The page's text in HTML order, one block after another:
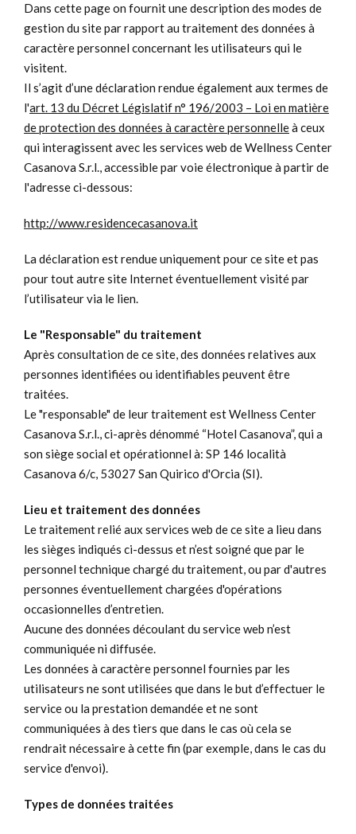
Dans cette page on fournit une description des modes de
gestion du site par rapport au traitement des données à
caractère personnel concernant les utilisateurs qui le
visitent.
Il s’agit d’une déclaration rendue également aux termes de
l'art. 13 du Décret Législatif n° 196/2003 – Loi en matière
de protection des données à caractère personnelleà ceux
qui interagissent avec les services web de Wellness Center
Casanova S.r.l., accessible par voie électronique à partir de
l'adresse ci-dessous:
http://www.residencecasanova.it
La déclaration est rendue uniquement pour ce site et pas
pour tout autre site Internet éventuellement visité par
l’utilisateur via le lien.
Le "Responsable" du traitement
Après consultation de ce site, des données relatives aux
personnes identifiées ou identifiables peuvent être
traitées.
Le "responsable" de leur traitement est Wellness Center
Casanova S.r.l., ci-après dénommé “Hotel Casanova”, qui a
son siège social et opérationnel à: SP 146 località
Casanova 6/c, 53027 San Quirico d'Orcia (SI).
Lieu et traitement des données
Le traitement relié aux services web de ce site a lieu dans
les sièges indiqués ci-dessus et n’est soigné que par le
personnel technique chargé du traitement, ou par d'autres
personnes éventuellement chargées d'opérations
occasionnelles d’entretien.
Aucune des données découlant du service web n’est
communiquée ni diffusée.
Les données à caractère personnel fournies par les
utilisateurs ne sont utilisées que dans le but d’effectuer le
service ou la prestation demandée et ne sont
communiquées à des tiers que dans le cas où cela se
rendrait nécessaire à cette fin (par exemple, dans le cas du
service d'envoi).
Types de données traitées